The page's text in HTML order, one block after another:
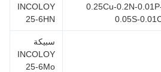
0.25Cu-0.2N-
0.05S-
INCOLOY
25-6HN
سبيكة
INCOLOY
25-6Mo